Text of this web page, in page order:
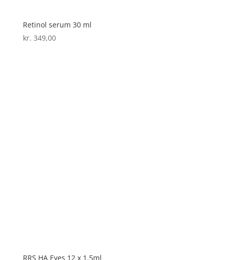
Retinol serum 30 ml
kr. 349,00
RRS HA Eyes 12 x 1,5ml